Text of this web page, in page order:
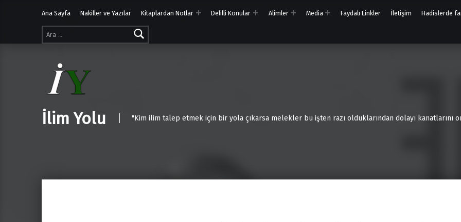
Arama:
Ana Sayfa Nakiller ve Yazılar Kitaplardan Notlar Delilli Konular Alimler Media Faydalı Linkler İletişim Hadislerde
İlim Yolu "Kim ilim talep etmek için bir yola çıkarsa melekler bu işten razı olduklarından dolayı kanatlarını